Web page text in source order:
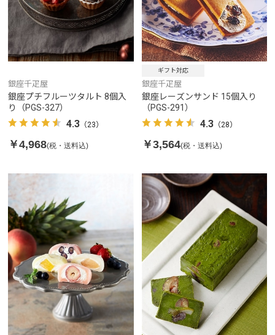
銀座千疋屋
銀座プチフルーツタルト 8個入
り（PGS-327）
4.3 （23）
￥4,968(税・送料込)
ギフト対応
銀座千疋屋
銀座レーズンサンド 15個入り
（PGS-291）
4.3（28）
￥3,564(税・送料込)